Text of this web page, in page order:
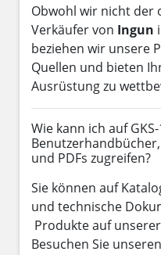
Obwohl wir nicht
Verkäufer von Ingun
beziehen wir unsere
Quellen und bieten
Ausrüstung zu
Wie kann ich auf
und PDFs zugreifen?
Sie können auf
und technische
Produkte auf
Besuchen Sie